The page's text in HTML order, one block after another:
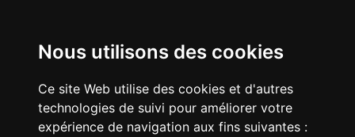
Nous utilisons des cookies
Ce site Web utilise des cookies et d'autres
technologies de suivi pour améliorer votre
expérience de navigation aux fins suivantes :